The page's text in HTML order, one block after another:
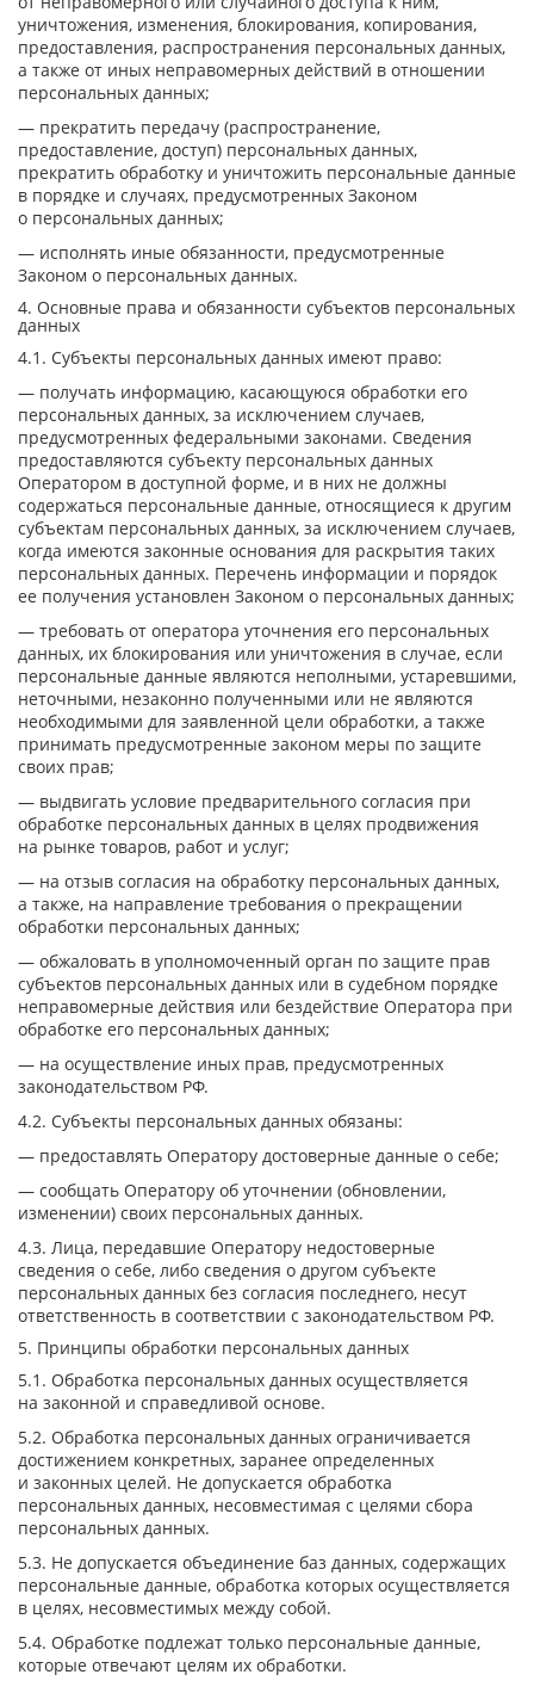
уничтожения, изменения, блокирования, копирования,
предоставления, распространения персональных данных,
а также от иных неправомерных действий в отношении
персональных данных;
— прекратить передачу (распространение,
предоставление, доступ) персональных данных,
прекратить обработку и уничтожить персональные данные
в порядке и случаях, предусмотренных Законом
о персональных данных;
— исполнять иные обязанности, предусмотренные
Законом о персональных данных.
4. Основные права и обязанности субъектов персональных
данных
4.1. Субъекты персональных данных имеют право:
— получать информацию, касающуюся обработки его
персональных данных, за исключением случаев,
предусмотренных федеральными законами. Сведения
предоставляются субъекту персональных данных
Оператором в доступной форме, и в них не должны
содержаться персональные данные, относящиеся к другим
субъектам персональных данных, за исключением случаев,
когда имеются законные основания для раскрытия таких
персональных данных. Перечень информации и порядок
ее получения установлен Законом о персональных данных;
— требовать от оператора уточнения его персональных
данных, их блокирования или уничтожения в случае, если
персональные данные являются неполными, устаревшими,
неточными, незаконно полученными или не являются
необходимыми для заявленной цели обработки, а также
принимать предусмотренные законом меры по защите
своих прав;
— выдвигать условие предварительного согласия при
обработке персональных данных в целях продвижения
на рынке товаров, работ и услуг;
— на отзыв согласия на обработку персональных данных,
а также, на направление требования о прекращении
обработки персональных данных;
— обжаловать в уполномоченный орган по защите прав
субъектов персональных данных или в судебном порядке
неправомерные действия или бездействие Оператора при
обработке его персональных данных;
— на осуществление иных прав, предусмотренных
законодательством РФ.
4.2. Субъекты персональных данных обязаны:
— предоставлять Оператору достоверные данные о себе;
— сообщать Оператору об уточнении (обновлении,
изменении) своих персональных данных.
4.3. Лица, передавшие Оператору недостоверные
сведения о себе, либо сведения о другом субъекте
персональных данных без согласия последнего, несут
ответственность в соответствии с законодательством РФ.
5. Принципы обработки персональных данных
5.1. Обработка персональных данных осуществляется
на законной и справедливой основе.
5.2. Обработка персональных данных ограничивается
достижением конкретных, заранее определенных
и законных целей. Не допускается обработка
персональных данных, несовместимая с целями сбора
персональных данных.
5.3. Не допускается объединение баз данных, содержащих
персональные данные, обработка которых осуществляется
в целях, несовместимых между собой.
5.4. Обработке подлежат только персональные данные,
которые отвечают целям их обработки.